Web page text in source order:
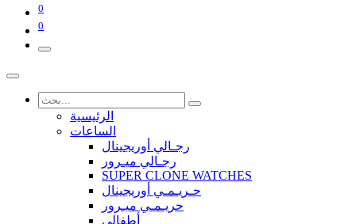
0
0
الرئيسية
الساعات
رجـالي أوريجينال
رجـالي ميـرور
SUPER CLONE WATCHES
حـريـمـي أوريجينال
حريـمـي ميـرور
أطفالي